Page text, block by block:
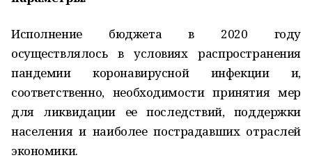
Исполнение бюджета в 2020 году
осуществлялось в условиях распространения
пандемии коронавирусной инфекции и,
соответственно, необходимости принятия мер
для ликвидации ее последствий, поддержки
населения и наиболее пострадавших отраслей
экономики.